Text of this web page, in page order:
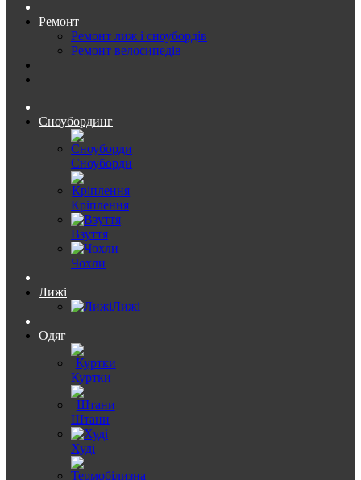
Ремонт
Ремонт лиж і сноубордів
Ремонт велосипедів
Сноубординг
Сноуборди
Кріплення
Взуття
Чохли
Лижі
Лижі
Одяг
Куртки
Штани
Худі